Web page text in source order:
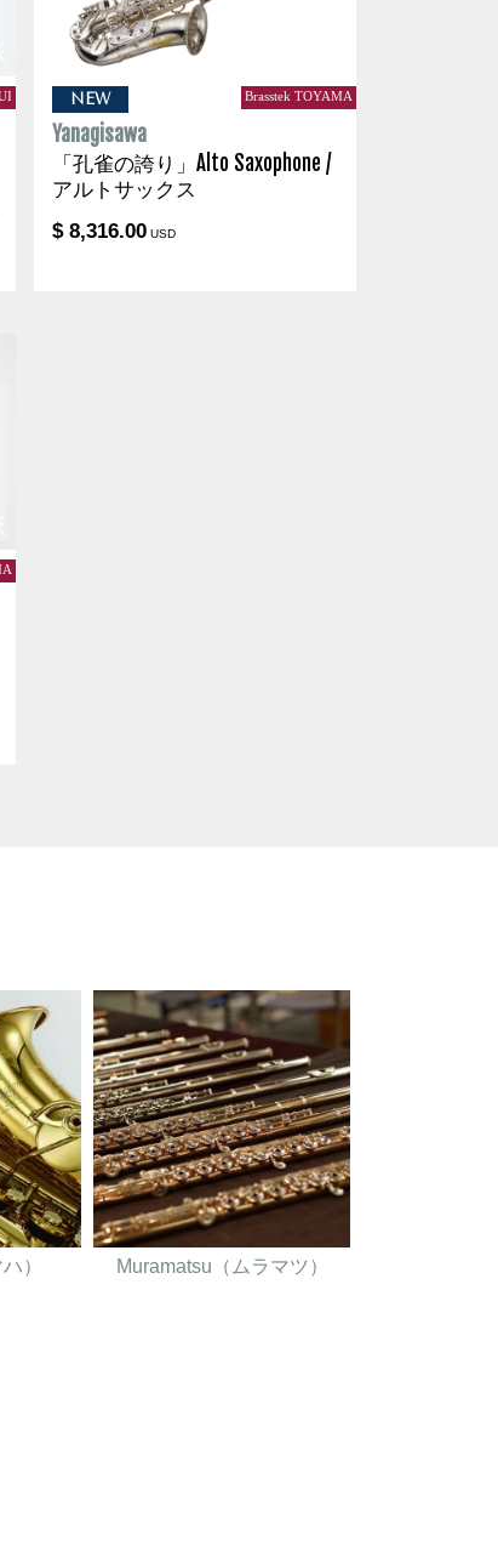
NEW Brasstek TOYAMA
Yanagisawa
「孔雀の誇り」Alto Saxophone /
アルトサックス
$ 8,316.00USD
） Muramatsu（ムラマツ）